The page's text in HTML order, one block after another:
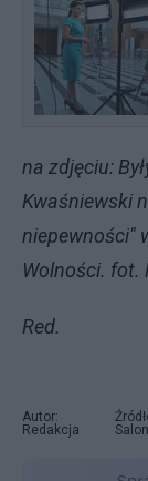
na zdjęciu:
Kwaśniewski
niepewności"
Wolności. fot.
Red.
Autor:
Redakcja